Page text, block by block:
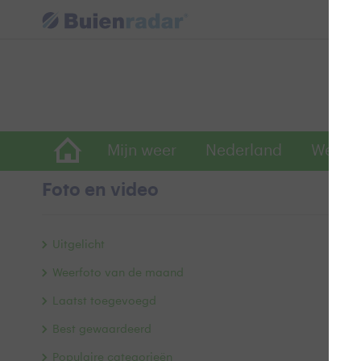
Mijn weer Nederland
Foto en video
Uitgelicht
Weerfoto van de maand
Laatst toegevoegd
Best gewaardeerd
Populaire categorieën